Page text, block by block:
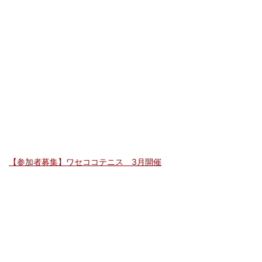
【参加者募集】ワセココテニス 3月開催